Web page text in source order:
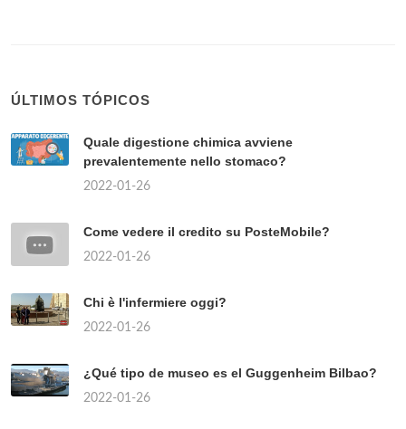
ÚLTIMOS TÓPICOS
Quale digestione chimica avviene
prevalentemente nello stomaco?
2022-01-26
Come vedere il credito su PosteMobile?
2022-01-26
Chi è l'infermiere oggi?
2022-01-26
¿Qué tipo de museo es el Guggenheim Bilbao?
2022-01-26